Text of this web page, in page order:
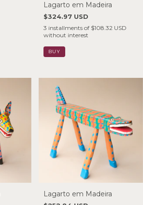
Lagarto em Madeira
$324.97 USD
3 installments of $108.32 USD
without interest
Lagarto em Madeira